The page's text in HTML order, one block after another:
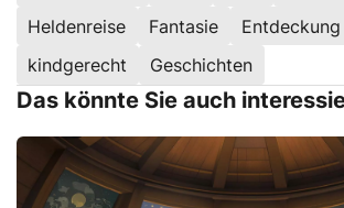
Heldenreise
Fantasie Entdeckung
kindgerecht
Geschichten
Das könnte Sie auch